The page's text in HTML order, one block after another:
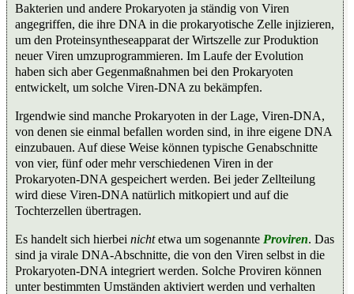
Bakterien und andere Prokaryoten ja ständig von Viren
angegriffen, die ihre DNA in die prokaryotische Zelle injizieren,
um den Proteinsyntheseapparat der Wirtszelle zur Produktion
neuer Viren umzuprogrammieren. Im Laufe der Evolution
haben sich aber Gegenmaßnahmen bei den Prokaryoten
entwickelt, um solche Viren-DNA zu bekämpfen.
Irgendwie sind manche Prokaryoten in der Lage, Viren-DNA,
von denen sie einmal befallen worden sind, in ihre eigene DNA
einzubauen. Auf diese Weise können typische Genabschnitte
von vier, fünf oder mehr verschiedenen Viren in der
Prokaryoten-DNA gespeichert werden. Bei jeder Zellteilung
wird diese Viren-DNA natürlich mitkopiert und auf die
Tochterzellen übertragen.
Es handelt sich hierbei nichtetwa um sogenannte Proviren. Das
sind ja virale DNA-Abschnitte, die von den Viren selbst in die
Prokaryoten-DNA integriert werden. Solche Proviren können
unter bestimmten Umständen aktiviert werden und verhalten